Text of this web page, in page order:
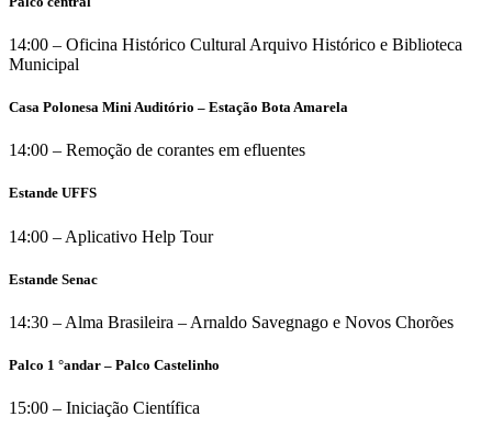
14:00 – Oficina Histórico Cultural Arquivo Histórico e Biblioteca
Municipal
Casa Polonesa Mini Auditório – Estação Bota Amarela
14:00 – Remoção de corantes em efluentes
Estande UFFS
14:00 – Aplicativo Help Tour
Estande Senac
14:30 – Alma Brasileira – Arnaldo Savegnago e Novos Chorões
Palco 1 °andar – Palco Castelinho
15:00 – Iniciação Científica